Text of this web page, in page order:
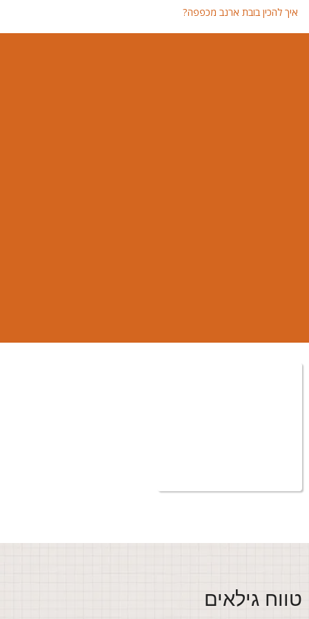
איך להכין בובת ארנב מכפפה?
גילאים